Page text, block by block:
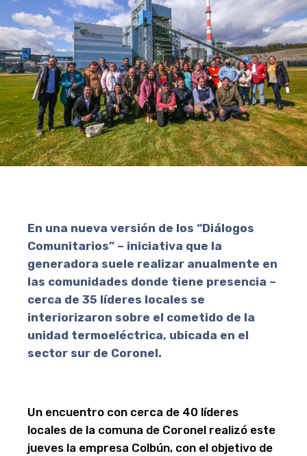
En una nueva versión de los “Diálogos
Comunitarios” – iniciativa que la
generadora suele realizar anualmente en
las comunidades donde tiene presencia –
cerca de 35 líderes locales se
interiorizaron sobre el cometido de la
unidad termoeléctrica, ubicada en el
sector sur de Coronel.
Un encuentro con cerca de 40 líderes
locales de la comuna de Coronel realizó este
jueves la empresa Colbún, con el objetivo de